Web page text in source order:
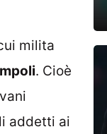
milita
. Cioè
addetti ai